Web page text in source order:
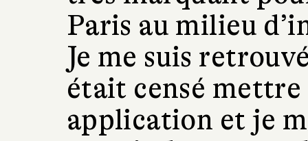
Paris au milieu
Je me suis
était censé mettre
application et je